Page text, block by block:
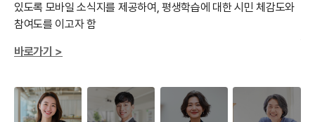
있도록 모바일 소식지를 제공하여, 평생학습에 대한 시민 체감도와
참여도를 이고자 함
주요사업 모바일 소식지
바로가기 >